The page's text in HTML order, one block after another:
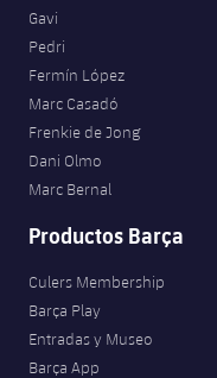
Gavi
Pedri
Fermín López
Marc Casadó
Frenkie de Jong
Dani Olmo
Marc Bernal
Productos Barça
Culers Membership
Barça Play
Entradas y Museo
Barça App